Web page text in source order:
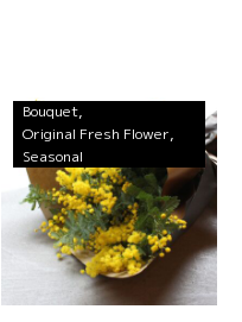
Bouquet
Original Fresh Flower
Seasonal